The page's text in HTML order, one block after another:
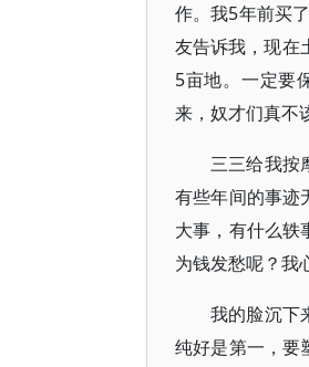
作。我5年前买
友告诉我，现在
5亩地。一定要
来，奴才们真不
三三给我按
有些年间的事迹
大事，有什么轶
为钱发愁呢？我
我的脸沉下
纯好是第一，要